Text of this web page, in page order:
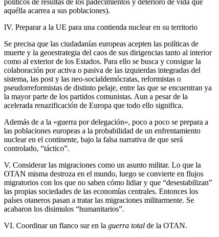
aquélla acarrea a sus poblaciones).
IV. Preparar a la UE para una contienda nuclear en su territorio
Se precisa que las ciudadanías europeas acepten las políticas de
muerte y la geoestrategia del caos de sus dirigencias tanto al interior
como al exterior de los Estados. Para ello se busca y consigue la
colaboración por activa o pasiva de las izquierdas integradas del
sistema, las post y las neo-socialdemócratas, reformistas o
pseudorreformistas de distinto pelaje, entre las que se encuentran ya
la mayor parte de los partidos comunistas. Aun a pesar de la
acelerada renazificación de Europa que todo ello significa.
Además de a la «guerra por delegación», poco a poco se prepara a
las poblaciones europeas a la probabilidad de un enfrentamiento
nuclear en el continente, bajo la falsa narrativa de que será
controlado, “táctico”.
V. Considerar las migraciones como un asunto militar. Lo que la
OTAN misma destroza en el mundo, luego se convierte en flujos
migratorios con los que no saben cómo lidiar y que “desestabilizan”
las propias sociedades de las economías centrales. Entonces los
países otaneros pasan a tratar las migraciones militarmente. Se
acabaron los disimulos “humanitarios”.
VI. Coordinar un flanco sur en la guerra total de la OTAN.